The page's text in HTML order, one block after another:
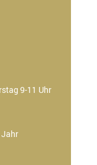
9-11 Uhr
Jahr